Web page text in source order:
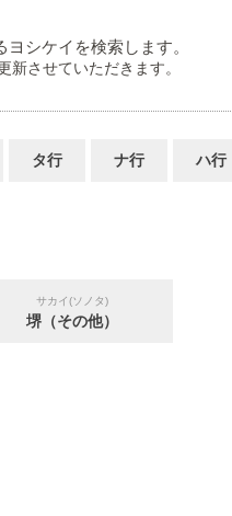
シケイを検索します。
させていただきます。
タ行 ナ行 ハ行
サカイ(ソノタ)
堺（その他）